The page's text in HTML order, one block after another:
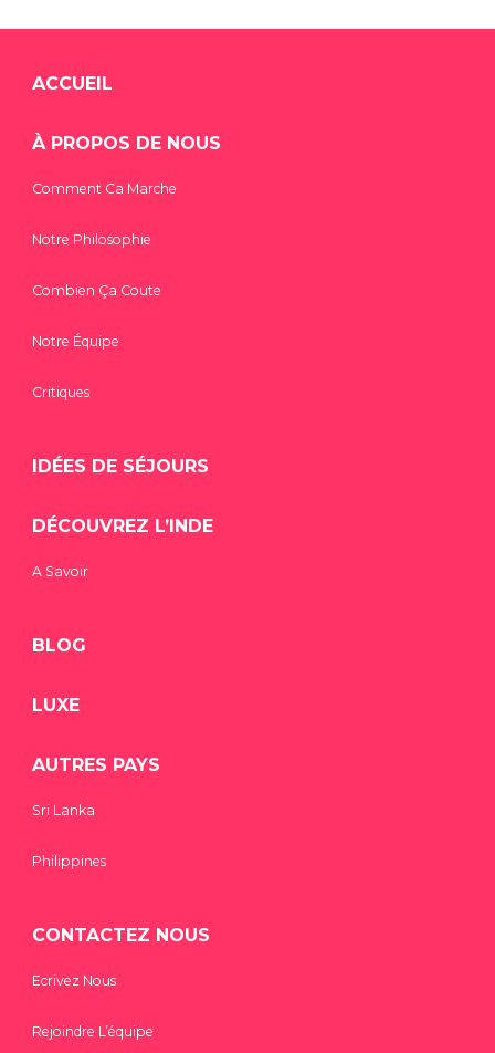
ACCUEIL
À PROPOS DE NOUS
Comment Ca Marche
Notre Philosophie
Combien Ça Coute
Notre Équipe
Critiques
IDÉES DE SÉJOURS
DÉCOUVREZ L’INDE
A Savoir
BLOG
LUXE
AUTRES PAYS
Sri Lanka
Philippines
CONTACTEZ NOUS
Ecrivez Nous
Rejoindre L’équipe